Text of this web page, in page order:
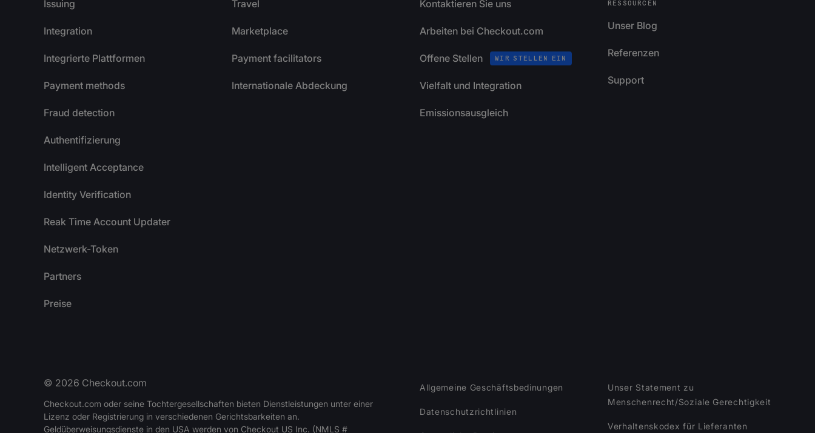
Issuing
Integration
Integrierte Plattformen
Payment methods
Fraud detection
Authentifizierung
Intelligent Acceptance
Identity Verification
Reak Time Account Updater
Netzwerk-Token
Partners
Preise
Travel
Marketplace
Payment facilitators
Internationale Abdeckung
Kontaktieren Sie uns
Arbeiten bei Checkout.com
Offene Stellen WIR STELLEN EIN
Vielfalt und Integration
Emissionsausgleich
RESSOURCEN
Unser Blog
Referenzen
Support
© 2026 Checkout.com
Checkout.com oder seine Tochtergesellschaften bieten Dienstleistungen unter einer
Lizenz oder Registrierung in verschiedenen Gerichtsbarkeiten an.
Geldüberweisungsdienste in den USA werden von Checkout US Inc. (NMLS #
Allgemeine Geschäftsbedinungen
Datenschutzrichtlinien
Unser Statement zu
Menschenrecht/Soziale Gerechtigkeit
Verhaltenskodex für Lieferanten